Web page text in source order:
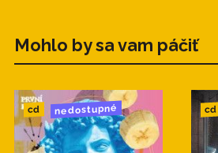
Mohlo by sa vam páčiť
cd nedostupné cd